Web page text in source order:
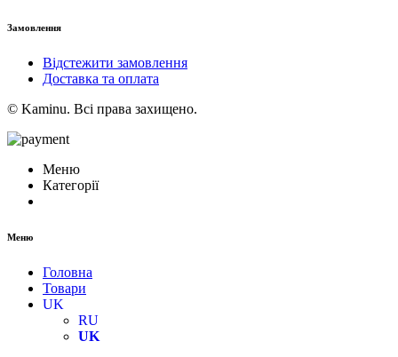
Замовлення
Відстежити замовлення
Доставка та оплата
© Kaminu. Всі права захищено.
Меню
Категорії
Меню
Головна
Товари
UK
RU
UK